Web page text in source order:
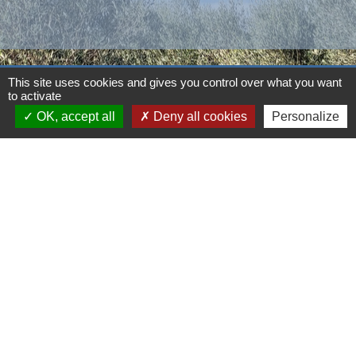
Contacts
Commune d'Aubord
1 Place de la Mairie
This site uses cookies and gives you control over what you want
to activate
OK, accept all
Deny all cookies Personalize